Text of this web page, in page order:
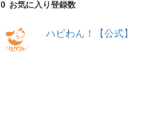
0 お気に入り登録数
ハピわん！【公式】